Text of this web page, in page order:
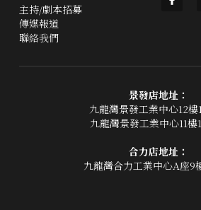
主持/劇本招募
傳媒報道
聯絡我們
景發店地址：
九龍灣景發工業中心12樓
九龍灣景發工業中心11樓
合力店地址：
九龍灣合力工業中心A座9